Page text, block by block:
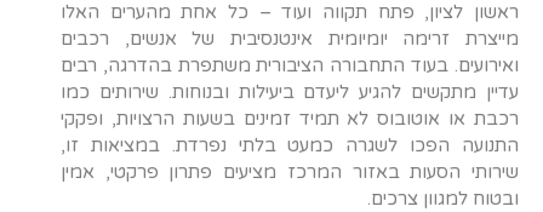
ראשון לציון, פתח תקווה ועוד – כל אחת מהערים האלו
מייצרת זרימה יומיומית אינטנסיבית של אנשים, רכבים
ואירועים. בעוד התחבורה הציבורית משתפרת בהדרגה, רבים
עדיין מתקשים להגיע ליעדם ביעילות ובנוחות. שירותים כמו
רכבת או אוטובוס לא תמיד זמינים בשעות הרצויות, ופקקי
התנועה הפכו לשגרה כמעט בלתי נפרדת. במציאות זו,
שירותי הסעות באזור המרכז מציעים פתרון פרקטי, אמין
ובטוח למגוון צרכים.